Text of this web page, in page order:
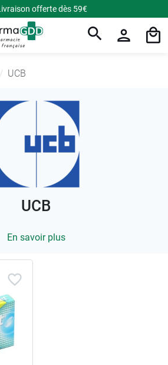
offerte dès 59€
UCB
UCB
En savoir plus